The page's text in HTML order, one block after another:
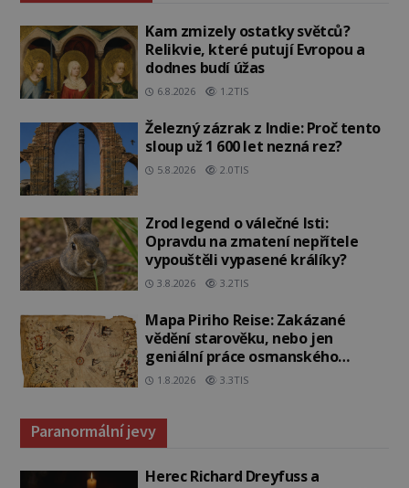
Kam zmizely ostatky světců?
Relikvie, které putují Evropou a
dodnes budí úžas
6.8.2026 1.2TIS
Železný zázrak z Indie: Proč tento
sloup už 1 600 let nezná rez?
5.8.2026 2.0TIS
Zrod legend o válečné lsti:
Opravdu na zmatení nepřítele
vypouštěli vypasené králíky?
3.8.2026 3.2TIS
Mapa Piriho Reise: Zakázané
vědění starověku, nebo jen
geniální práce osmanského
admirála?
1.8.2026 3.3TIS
Paranormální jevy
Herec Richard Dreyfuss a